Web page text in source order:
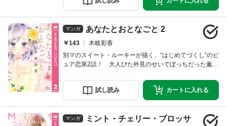
ら声が聞こえてきて、その近さになんだかドキドキし
て…。
マンガ あなたとおとなごと 2
￥143
木岐彩香
別マのスイート・ルーキーが描く、“はじめてづくし”のピ
ュア恋第2話！ 大人びた外見のせいでぼっちだった薫だ
に、“アネキ”キャラとしてブレイク!? 菅くんとの関係
も、大きく変わっていきそうで…。
試し読み カートに入れる
マンガ
ミント・チェリー・ブロッサ